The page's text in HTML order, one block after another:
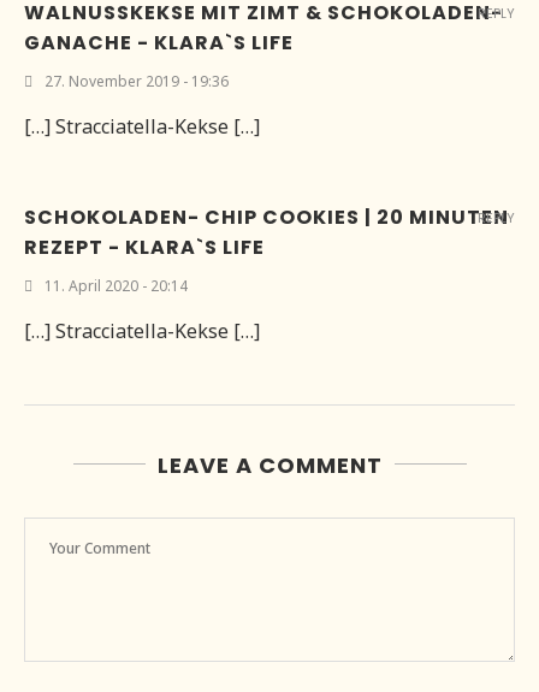
WALNUSSKEKSE MIT ZIMT & SCHOKOLADEN-
GANACHE - KLARA`S LIFE
27. November 2019 - 19:36
[…] Stracciatella-Kekse […]
REPLY
SCHOKOLADEN- CHIP COOKIES | 20 MINUTEN
REZEPT - KLARA`S LIFE
11. April 2020 - 20:14
[…] Stracciatella-Kekse […]
REPLY
LEAVE A COMMENT